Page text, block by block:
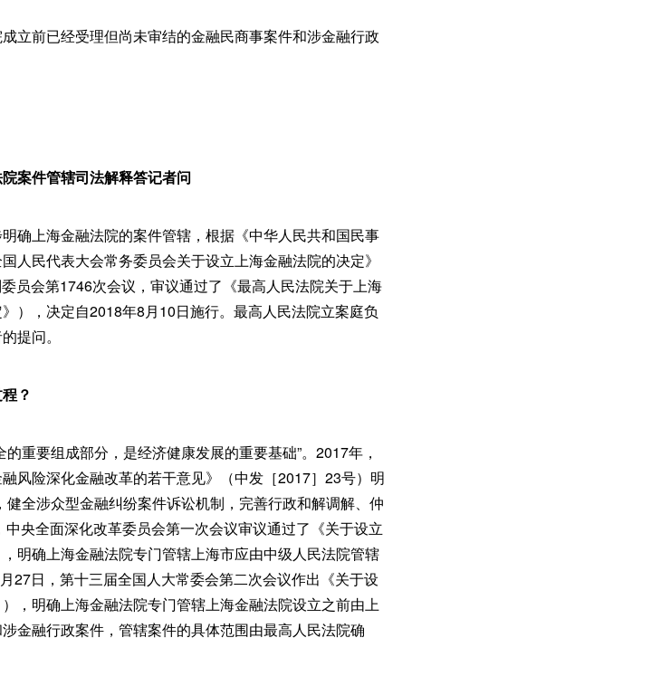
立前已经受理但尚未审结的金融民商事案件和涉金融行政
案件管辖司法解释答记者问
确上海金融法院的案件管辖，根据《中华人民共和国民事
人民代表大会常务委员会关于设立上海金融法院的决定》
员会第1746次会议，审议通过了《最高人民法院关于上海
），决定自2018年8月10日施行。最高人民法院立案庭负
提问。
？
重要组成部分，是经济健康发展的重要基础”。2017年，
风险深化金融改革的若干意见》（中发［2017］23号）明
全涉众型金融纠纷案件诉讼机制，完善行政和解调解、仲
央全面深化改革委员会第一次会议审议通过了《关于设立
明确上海金融法院专门管辖上海市应由中级人民法院管辖
27日，第十三届全国人大常委会第二次会议作出《关于设
，明确上海金融法院专门管辖上海金融法院设立之前由上
金融行政案件，管辖案件的具体范围由最高人民法院确